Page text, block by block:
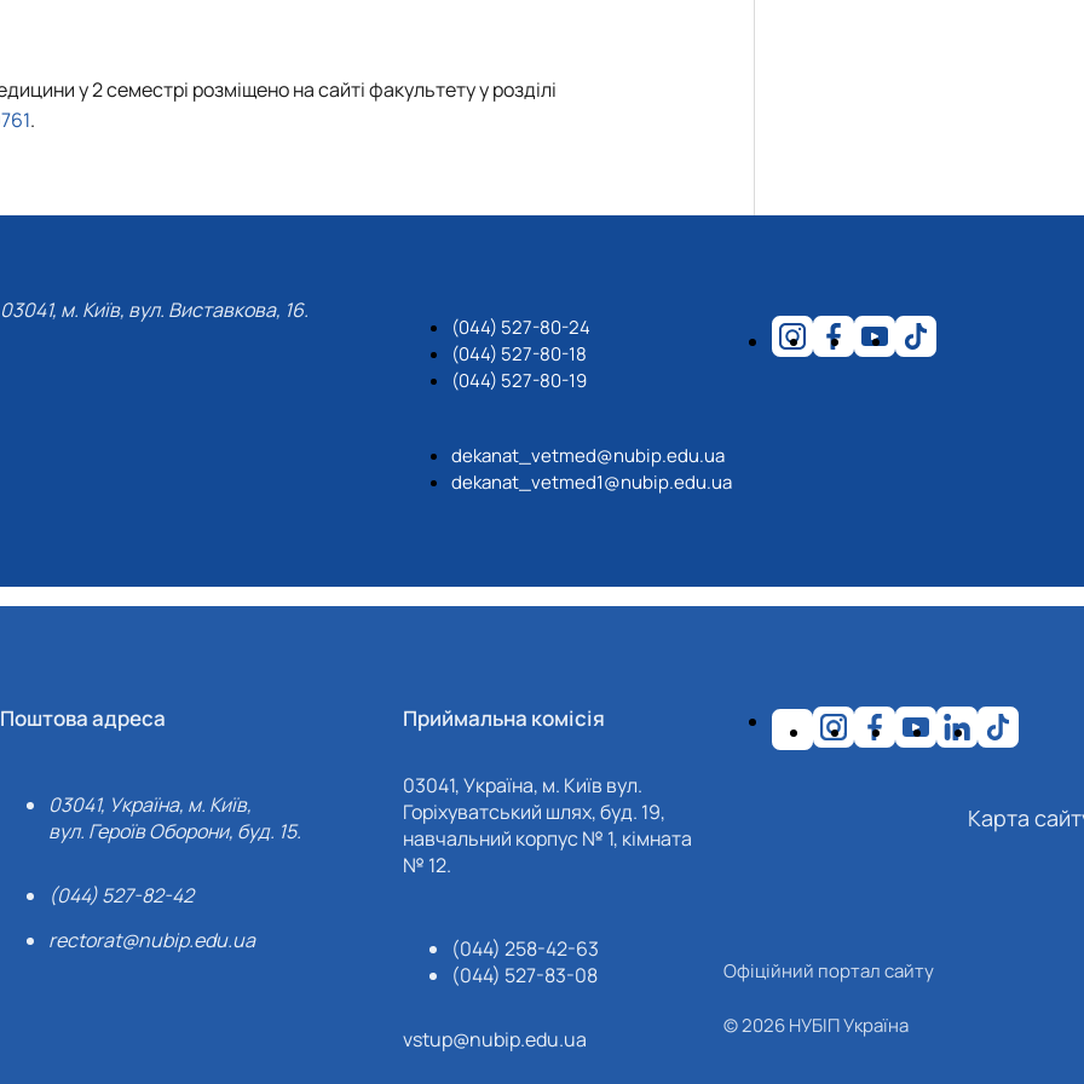
вченою радою факультет…
у 2 семестрі розміщено на сайті факультету у розділі
.
03041, м. Київ, вул. Виставкова, 16.
(044) 527-80-24
(044) 527-80-18
(044) 527-80-19
dekanat_vetmed@nubip.edu.ua
dekanat_vetmed1@nubip.edu.ua
Поштова адреса
03041, Україна, м. Київ,
вул. Героїв Оборони, буд. 15.
(044) 527-82-42
rectorat@nubip.edu.ua
Приймальна комісія
03041, Україна, м. Київ вул.
Горіхуватський шлях, буд. 19,
навчальний корпус № 1, кімната
№ 12.
(044) 258-42-63
(044) 527-83-08
vstup@nubip.edu.ua
Карта
Офіційний портал сайту
© 2026 НУБІП Україна